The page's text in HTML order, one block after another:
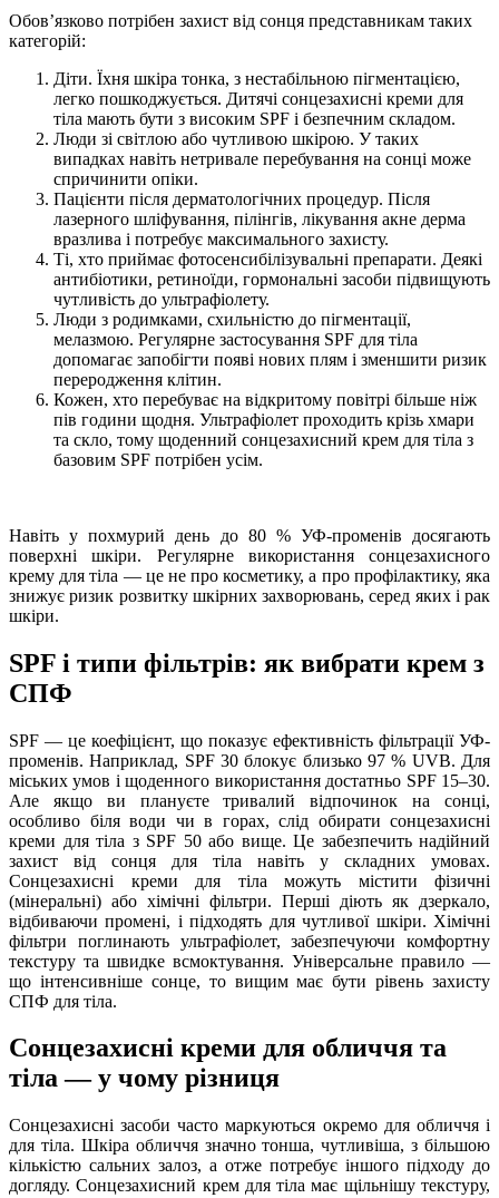
Обов’язково потрібен захист від сонця представникам таких
категорій:
Діти. Їхня шкіра тонка, з нестабільною пігментацією,
легко пошкоджується. Дитячі сонцезахисні креми для
тіла мають бути з високим SPF і безпечним складом.
Люди зі світлою або чутливою шкірою. У таких
випадках навіть нетривале перебування на сонці може
спричинити опіки.
Пацієнти після дерматологічних процедур. Після
лазерного шліфування, пілінгів, лікування акне дерма
вразлива і потребує максимального захисту.
Ті, хто приймає фотосенсибілізувальні препарати. Деякі
антибіотики, ретиноїди, гормональні засоби підвищують
чутливість до ультрафіолету.
Люди з родимками, схильністю до пігментації,
мелазмою. Регулярне застосування SPF для тіла
допомагає запобігти появі нових плям і зменшити ризик
переродження клітин.
Кожен, хто перебуває на відкритому повітрі більше ніж
пів години щодня. Ультрафіолет проходить крізь хмари
та скло, тому щоденний сонцезахисний крем для тіла з
базовим SPF потрібен усім.
Навіть у похмурий день до 80 % УФ-променів досягають
поверхні шкіри. Регулярне використання сонцезахисного
крему для тіла — це не про косметику, а про профілактику, яка
знижує ризик розвитку шкірних захворювань, серед яких і рак
шкіри.
SPF і типи фільтрів: як вибрати крем з
СПФ
SPF — це коефіцієнт, що показує ефективність фільтрації УФ-
променів. Наприклад, SPF 30 блокує близько 97 % UVB. Для
міських умов і щоденного використання достатньо SPF 15–30.
Але якщо ви плануєте тривалий відпочинок на сонці,
особливо біля води чи в горах, слід обирати сонцезахисні
креми для тіла з SPF 50 або вище. Це забезпечить надійний
захист від сонця для тіла навіть у складних умовах.
Сонцезахисні креми для тіла можуть містити фізичні
(мінеральні) або хімічні фільтри. Перші діють як дзеркало,
відбиваючи промені, і підходять для чутливої шкіри. Хімічні
фільтри поглинають ультрафіолет, забезпечуючи комфортну
текстуру та швидке всмоктування. Універсальне правило —
що інтенсивніше сонце, то вищим має бути рівень захисту
СПФ для тіла.
Сонцезахисні креми для обличчя та
тіла — у чому різниця
Сонцезахисні засоби часто маркуються окремо для обличчя і
для тіла. Шкіра обличчя значно тонша, чутливіша, з більшою
кількістю сальних залоз, а отже потребує іншого підходу до
догляду. Сонцезахисний крем для тіла має щільнішу текстуру,